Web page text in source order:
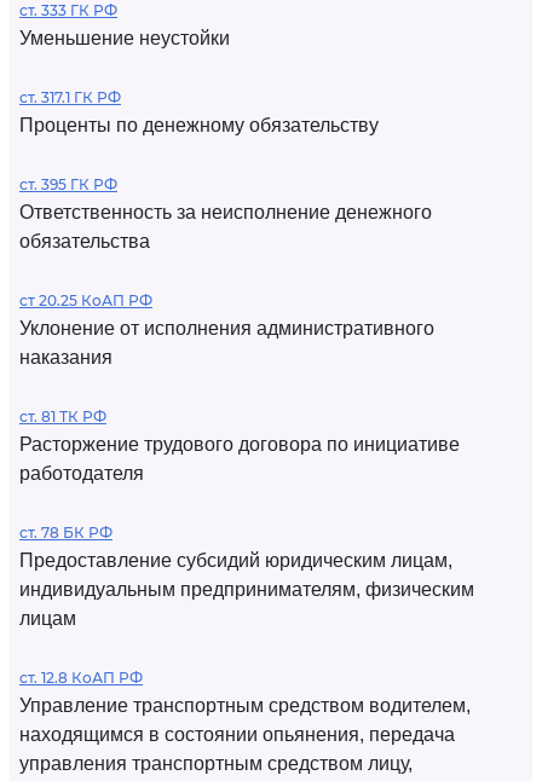
ст. 333 ГК РФ
Уменьшение неустойки
ст. 317.1 ГК РФ
Проценты по денежному обязательству
ст. 395 ГК РФ
Ответственность за неисполнение денежного
обязательства
ст 20.25 КоАП РФ
Уклонение от исполнения административного
наказания
ст. 81 ТК РФ
Расторжение трудового договора по инициативе
работодателя
ст. 78 БК РФ
Предоставление субсидий юридическим лицам,
индивидуальным предпринимателям, физическим
лицам
ст. 12.8 КоАП РФ
Управление транспортным средством водителем,
находящимся в состоянии опьянения, передача
управления транспортным средством лицу,